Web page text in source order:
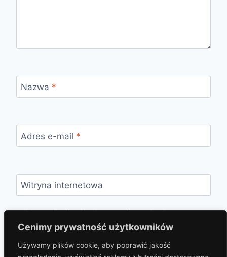
Cenimy prywatność użytkowników
Używamy plików cookie, aby poprawić jakość
Nazwa *
Adres e-mail *
Witryna internetowa
Zapamiętaj moje dane w tej przeglądarce
podczas pisania kolejnych komentarzy.